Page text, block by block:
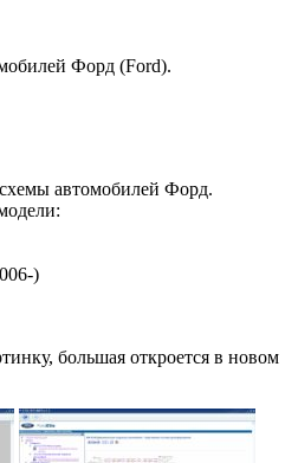
Форд (Ford).
автомобилей Форд.
)
большая откроется в новом